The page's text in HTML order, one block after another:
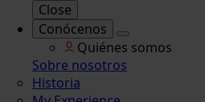
Close
Conócenos
Quiénes somos
Sobre nosotros
Historia